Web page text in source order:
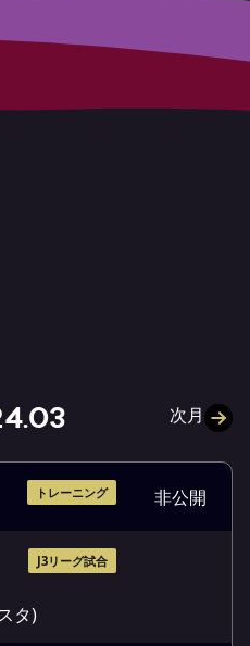
次月
トレーニング 非公開
J3リーグ試合
タ)